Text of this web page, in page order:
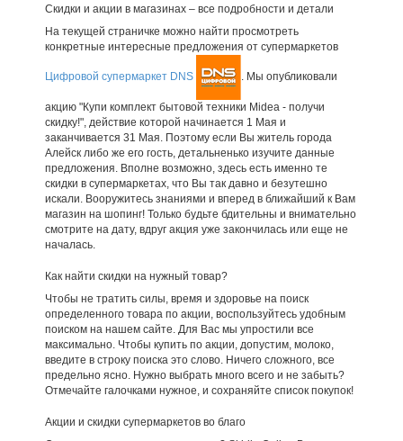
Скидки и акции в магазинах – все подробности и детали
На текущей страничке можно найти просмотреть
конкретные интересные предложения от супермаркетов
Цифровой супермаркет DNS . Мы опубликовали
акцию "Купи комплект бытовой техники Midea - получи
скидку!", действие которой начинается 1 Мая и
заканчивается 31 Мая. Поэтому если Вы житель города
Алейск либо же его гость, детальненько изучите данные
предложения. Вполне возможно, здесь есть именно те
скидки в супермаркетах, что Вы так давно и безутешно
искали. Вооружитесь знаниями и вперед в ближайший к Вам
магазин на шопинг! Только будьте бдительны и внимательно
смотрите на дату, вдруг акция уже закончилась или еще не
началась.
Как найти скидки на нужный товар?
Чтобы не тратить силы, время и здоровье на поиск
определенного товара по акции, воспользуйтесь удобным
поиском на нашем сайте. Для Вас мы упростили все
максимально. Чтобы купить по акции, допустим, молоко,
введите в строку поиска это слово. Ничего сложного, все
предельно ясно. Нужно выбрать много всего и не забыть?
Отмечайте галочками нужное, и сохраняйте список покупок!
Акции и скидки супермаркетов во благо